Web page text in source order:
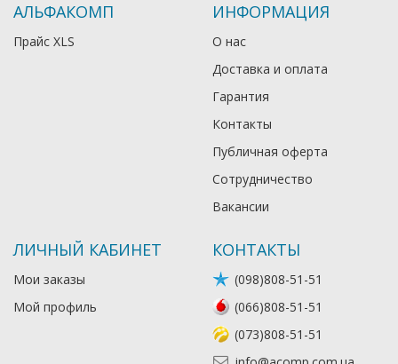
АЛЬФАКОМП
Прайс XLS
ИНФОРМАЦИЯ
О нас
Доставка и оплата
Гарантия
Контакты
Публичная оферта
Сотрудничество
Вакансии
ЛИЧНЫЙ КАБИНЕТ
Мои заказы
Мой профиль
КОНТАКТЫ
(098)808-51-51
(066)808-51-51
(073)808-51-51